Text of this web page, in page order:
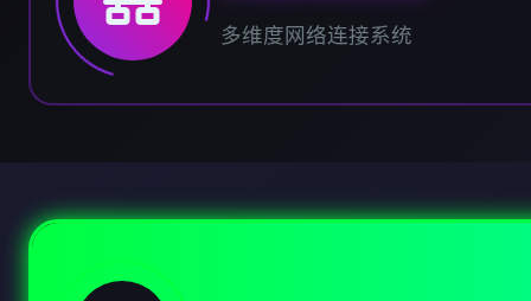
多维度网络连接系统